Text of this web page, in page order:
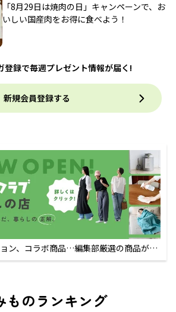
「8月29日は焼肉の日」キャンペーンで、お
いしい国産肉をお得に食べよう！
登録で毎週プレゼント情報が届く!
新規会員登録する
ン、コラボ商品…編集部厳選の商品が買
ものランキング